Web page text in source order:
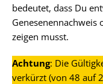
bedeutet, dass Du
Genesenennachweis
zeigen musst.
Achtung: Die
verkürzt (von 48 auf